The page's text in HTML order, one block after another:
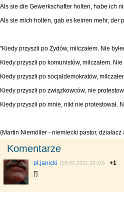
Als sie die Gewerkschafter holten, habe ich
Als sie mich holten, gab es keinen mehr, der
"Kiedy przyszli po Żydów, milczałem. Nie
Kiedy przyszli po komunistów, milczałem.
Kiedy przyszli po socjaldemokratów,
Kiedy przyszli po związkowców, nie
Kiedy przyszli po mnie, nikt nie protestował.
(Martin Niemöller - niemiecki pastor,
Komentarze
pt.janicki (18.02.2011 23:19)
+1
[']